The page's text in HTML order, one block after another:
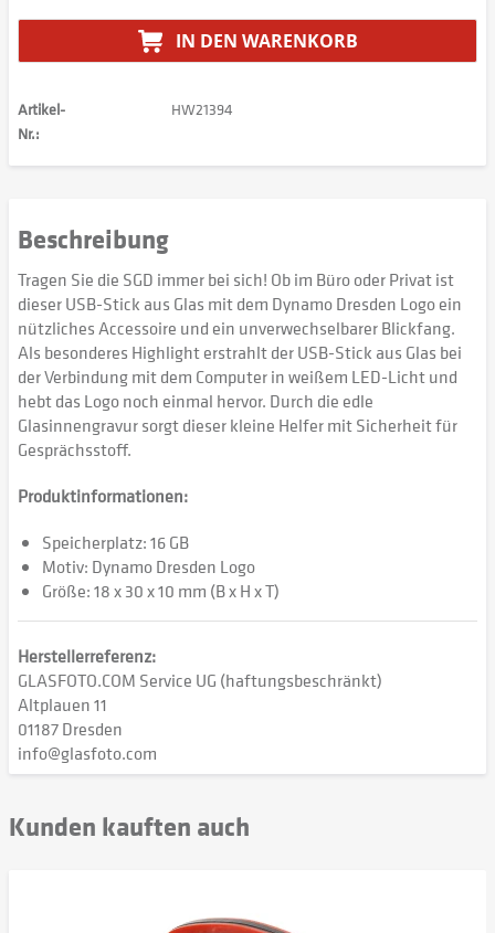
IN DEN WARENKORB
Artikel-
Nr.:
HW21394
Beschreibung
Tragen Sie die SGD immer bei sich! Ob im Büro oder Privat ist
dieser USB-Stick aus Glas mit dem Dynamo Dresden Logo ein
nützliches Accessoire und ein unverwechselbarer Blickfang.
Als besonderes Highlight erstrahlt der USB-Stick aus Glas bei
der Verbindung mit dem Computer in weißem LED-Licht und
hebt das Logo noch einmal hervor. Durch die edle
Glasinnengravur sorgt dieser kleine Helfer mit Sicherheit für
Gesprächsstoff.
Produktinformationen:
Speicherplatz: 16 GB
Motiv: Dynamo Dresden Logo
Größe: 18 x 30 x 10 mm (B x H x T)
Herstellerreferenz:
GLASFOTO.COM Service UG (haftungsbeschränkt)
Altplauen 11
01187 Dresden
info@glasfoto.com
Kunden kauften auch